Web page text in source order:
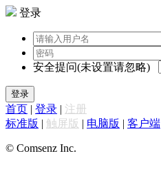
登录
安全提问(未设置请忽略)
登录
首页 | 登录 | 注册
标准版 | 触屏版 | 电脑版 | 客户端
© Comsenz Inc.